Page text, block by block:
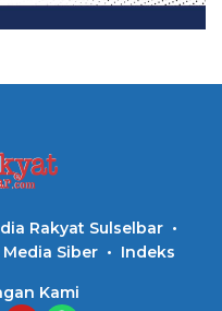
Rakyat Sulselbar
Siber Indeks
Kami